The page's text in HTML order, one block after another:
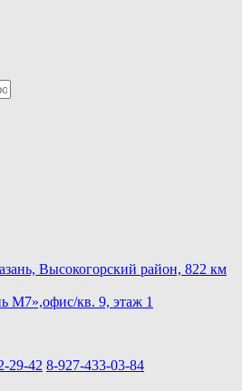
Высокогорский район, 822 км
М7»,офис/кв. 9, этаж 1
29-42 8-927-433-03-84